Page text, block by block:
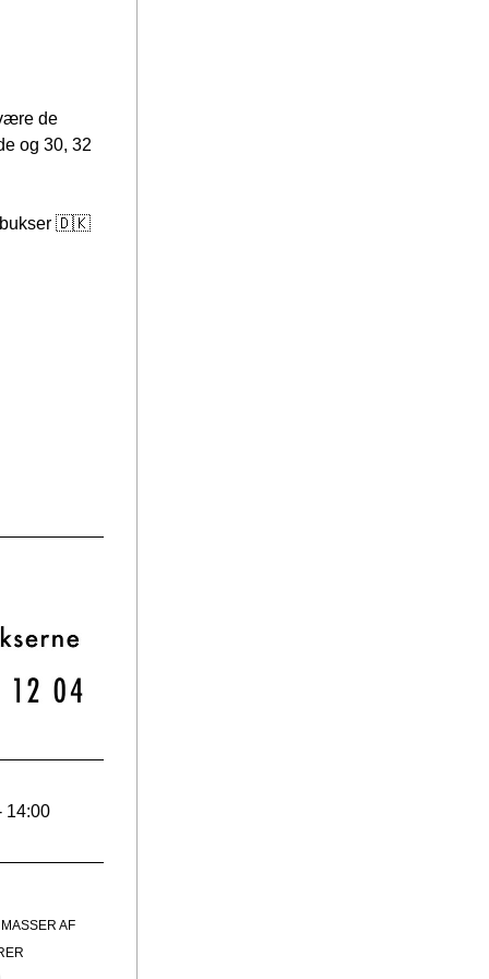
de
og 30, 32
🇩🇰
14:00
AF